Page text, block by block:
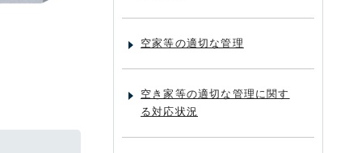
空家等の適切な管理
空き家等の適切な管理に関す
る対応状況